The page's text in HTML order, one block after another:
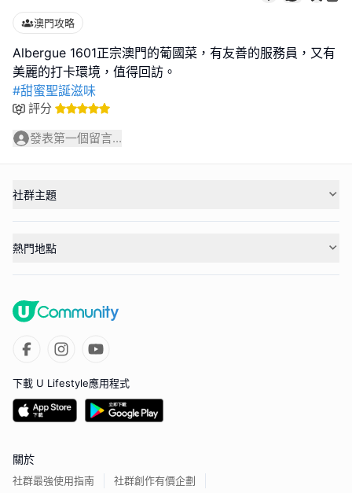
澳門攻略
Albergue 1601正宗澳門的葡國菜，有友善的服務員，又有
#甜蜜聖誕滋味
評分
發表第一個留言...
社群主題
熱門地點
下載 U Lifestyle應用程式
關於
社群最強使用指南 社群創作有價企劃